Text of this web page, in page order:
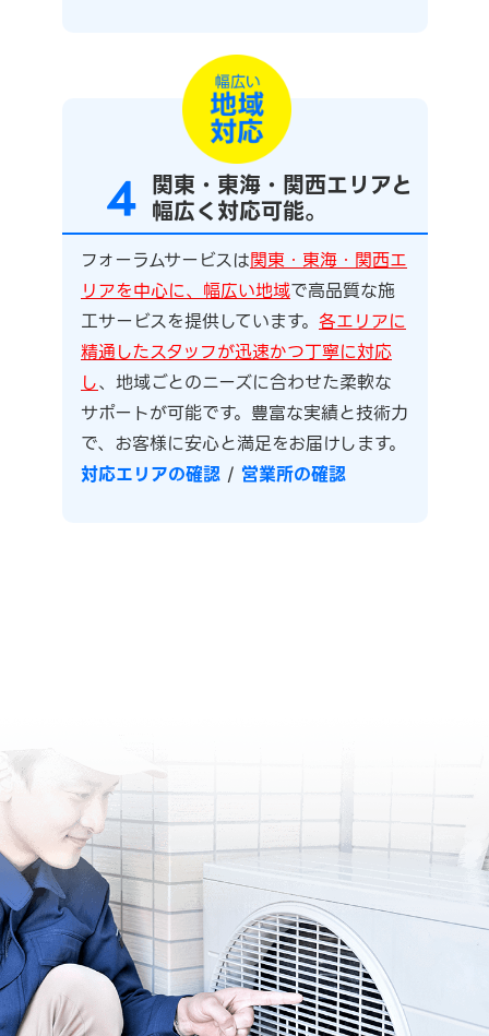
4 関東・東海・関西エリアと
幅広く対応可能。
フォーラムサービスは関東・東海・関西エ
リアを中心に、幅広い地域で高品質な施
工サービスを提供しています。 各エリアに
精通したスタッフが迅速かつ丁寧に対応
し、地域ごとのニーズに合わせた柔軟な
サポートが可能です。豊富な実績と技術力
で、お客様に安心と満足をお届けします。
対応エリアの確認 / 営業所の確認